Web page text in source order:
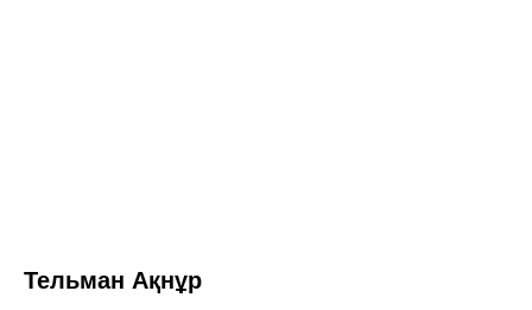
Тельман Ақнұр